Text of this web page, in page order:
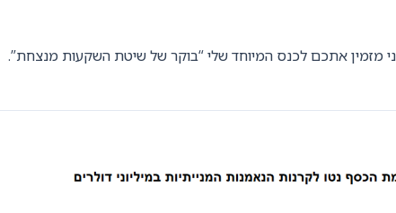
מזמין אתכם לכנס המיוחד שלי “בוקר של שיטת השקעות מנצחת”.